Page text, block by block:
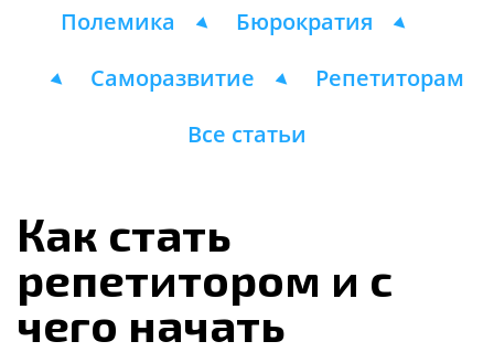
Полемика
Бюрократия
Саморазвитие
Репетиторам
Все статьи
Как стать
репетитором и с
чего начать